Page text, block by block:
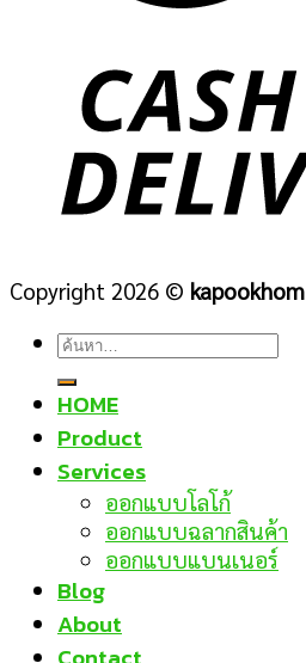
Copyright 2026 © kapookhom
ค้นหา:
HOME
Product
Services
ออกแบบโลโก้
ออกแบบฉลากสินค้า
ออกแบบแบนเนอร์
Blog
About